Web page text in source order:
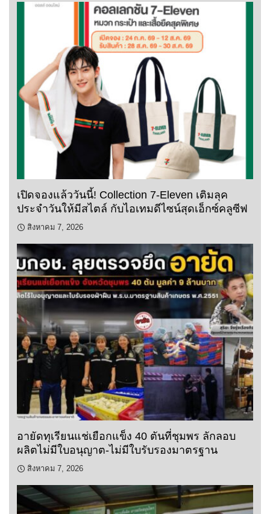
เปิดจองแล้ววันนี้! Collection 7-Eleven เติมลุค
ประจำวันให้มีสไตล์ กับไอเทมดีไซน์สุดเอ็กซ์คลูซีฟ
สิงหาคม 7, 2026
อายัดทุเรียนแช่เยือกแข็ง 40 ตันที่ชุมพร ลักลอบ
ผลิตไม่มีใบอนุญาต-ไม่มีใบรับรองมาตรฐาน
สิงหาคม 7, 2026